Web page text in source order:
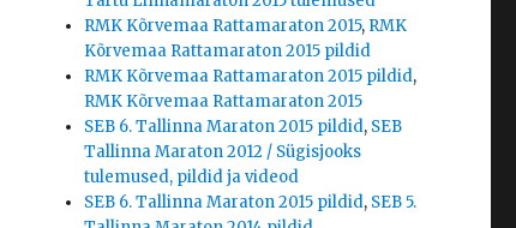
RMK Kõrvemaa Rattamaraton 2015, RMK
Kõrvemaa Rattamaraton 2015 pildid
RMK Kõrvemaa Rattamaraton 2015 pildid,
RMK Kõrvemaa Rattamaraton 2015
SEB 6. Tallinna Maraton 2015 pildid, SEB
Tallinna Maraton 2012 / Sügisjooks
tulemused, pildid ja videod
SEB 6. Tallinna Maraton 2015 pildid, SEB 5.